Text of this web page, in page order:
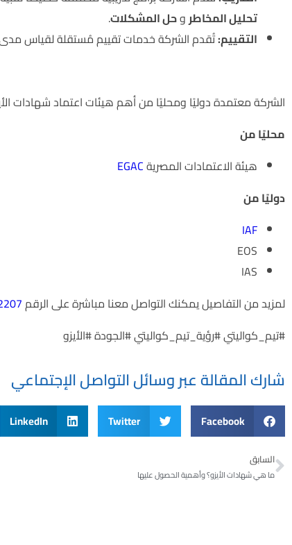
تحليل المخاطروحل المشكلات.
التقييم:تُقدم الشركة خدمات تقييم مُستقلة لقياس مدى
الشركة معتمدة دوليًا ومحليًا من أهم هيئات اعتماد شهادات
محليًا من
هيئة الاعتمادات المصريةEGAC
دوليًا من
IAF
EOS
IAS
لمزيد من التفاصيل يمكنك التواصل معنا مباشرة على الرقم
#تيم_كواليتي #رؤية_تيم_كواليتي #الجودة #الأيزو
شارك المقالة عبر وسائل التواصل الإجتماعي
Facebook
Twitter
LinkedIn
السابق
ما هي شهادات الأيزو؟ وأهمية الحصول عليها